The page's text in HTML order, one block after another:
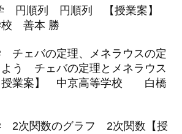
円順列 円順列 【授業案】
校 善本 勝
ェバの定理、メネラウスの定
う チェバの定理とメネラウス
業案】 中京高等学校 白橋
次関数のグラフ 2次関数【授